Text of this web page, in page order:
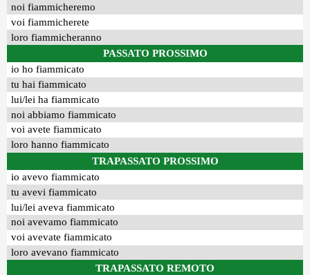
noi fiammicheremo
voi fiammicherete
loro fiammicheranno
PASSATO PROSSIMO
io ho fiammicato
tu hai fiammicato
lui/lei ha fiammicato
noi abbiamo fiammicato
voi avete fiammicato
loro hanno fiammicato
TRAPASSATO PROSSIMO
io avevo fiammicato
tu avevi fiammicato
lui/lei aveva fiammicato
noi avevamo fiammicato
voi avevate fiammicato
loro avevano fiammicato
TRAPASSATO REMOTO